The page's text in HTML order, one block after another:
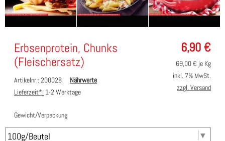
6,90 €
Erbsenprotein, Chunks
(Fleischersatz)
Artikelnr.: 200028
Nährwerte
Lieferzeit*: 1-2 Werktage
69,00€ je Kg
inkl. 7% MwSt.
zzgl. Versand
Gewicht/Verpackung